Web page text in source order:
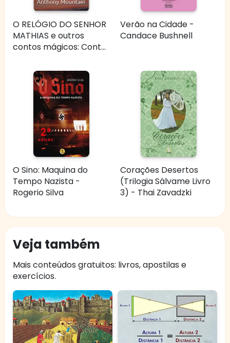
O RELÓGIO DO SENHOR
MATHIAS e outros
contos mágicos: Cont...
Verão na Cidade -
Candace Bushnell
O Sino: Maquina do
Tempo Nazista -
Rogerio Silva
Corações Desertos
(Trilogia Sálvame Livro
3) - Thai Zavadzki
Veja também
Mais conteúdos gratuitos: livros, apostilas e
exercícios.